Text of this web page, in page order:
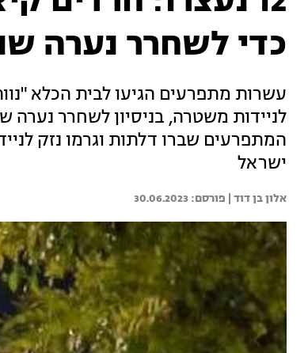
כדי לשחרר נערה
עשרות מתפרעים הגיעו לבית הכלא
לניידות משטרה, בניסיון לשחרר
המתפרעים שברו דלתות וגרמו נזק
ישראל
אלון בן דוד | 30.06.2023